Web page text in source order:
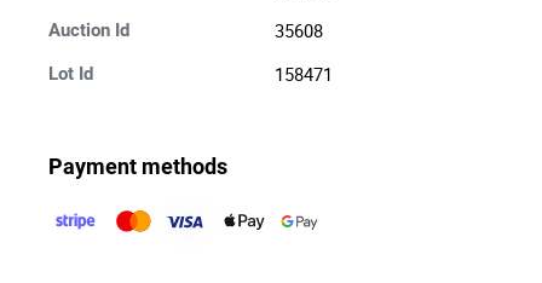
Auction Id 35608
Lot Id 158471
Payment methods